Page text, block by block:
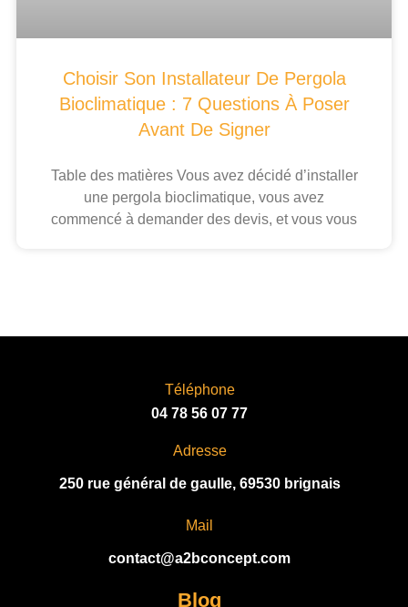
Choisir Son Installateur De Pergola
Bioclimatique : 7 Questions À Poser
Avant De Signer
Table des matières Vous avez décidé d’installer
une pergola bioclimatique, vous avez
commencé à demander des devis, et vous vous
Téléphone
04 78 56 07 77
Adresse
250 rue général de gaulle, 69530 brignais
Mail
contact@a2bconcept.com
Blog